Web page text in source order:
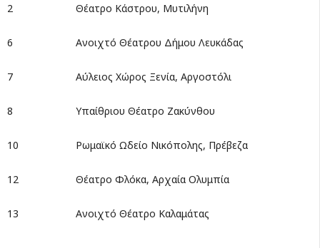
2 Θέατρο Κάστρου, Μυτιλήνη
6 Ανοιχτό Θέατρου Δήμου Λευκάδας
7 Αύλειος Χώρος Ξενία, Αργοστόλι
8 Υπαίθριου Θέατρο Ζακύνθου
10 Ρωμαϊκό Ωδείο Νικόπολης, Πρέβεζα
12 Θέατρο Φλόκα, Αρχαία Ολυμπία
13 Ανοιχτό Θέατρο Καλαμάτας